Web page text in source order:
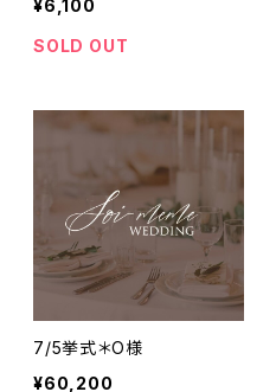
¥6,100
SOLD OUT
7/5挙式＊O様
¥60,200